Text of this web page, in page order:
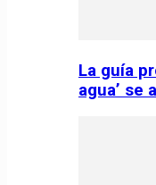
La guía
agua’ se